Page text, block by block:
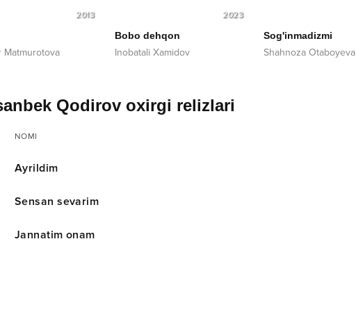
2013
Matmurotova
2023
Bobo dehqon
Inobatali Xamidov
Sog'inmadizmi
Shahnoza Otaboyeva
Qodirov oxirgi relizlari
NOMI
Ayrildim
Sensan sevarim
Jannatim onam